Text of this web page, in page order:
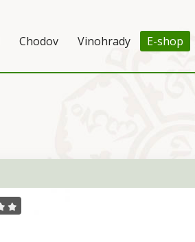
Chodov Vinohrady E-shop